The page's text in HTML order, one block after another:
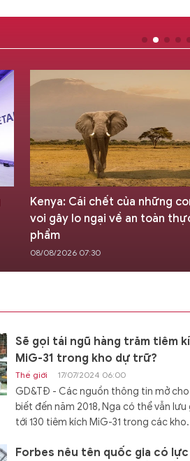
Kenya: Cái chết của những
voi gây lo ngại về an toàn
phẩm
08/08/2026 07:30
Sẽ gọi tái ngũ hàng trăm tiêm
MiG-31 trong kho dự trữ?
Thế giới 17/07/2024 06:00
GD&TĐ - Các nguồn thông tin mở cho
biết đến năm 2018, Nga có thể vẫn lưu
tới 130 tiêm kích MiG-31 trong các
Forbes nêu tên quốc gia có lực